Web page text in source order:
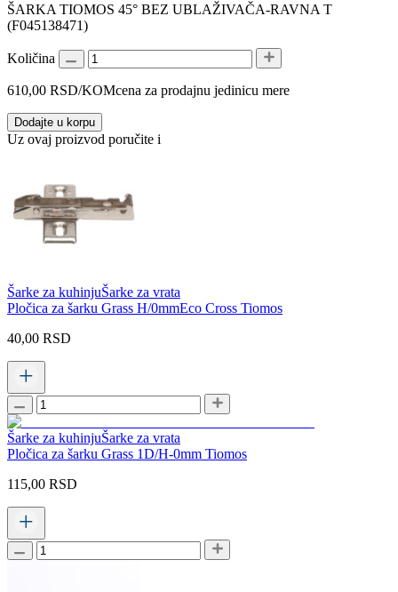
ŠARKA TIOMOS 45° BEZ UBLAŽIVAČA-RAVNA T
(F045138471)
Količina
610,00 RSD/KOMcena za prodajnu jedinicu mere
Dodajte u korpu
Uz ovaj proizvod poručite i
Šarke za kuhinjuŠarke za vrata
Pločica za šarku Grass H/0mmEco Cross Tiomos
40,00 RSD
Šarke za kuhinjuŠarke za vrata
Pločica za šarku Grass 1D/H-0mm Tiomos
115,00 RSD